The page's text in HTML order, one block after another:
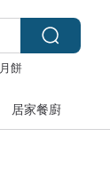
月餅
居家餐廚